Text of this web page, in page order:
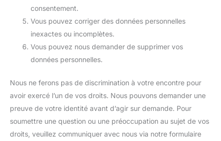
consentement.
Vous pouvez corriger des données personnelles
inexactes ou incomplètes.
Vous pouvez nous demander de supprimer vos
données personnelles.
Nous ne ferons pas de discrimination à votre encontre pour
avoir exercé l’un de vos droits. Nous pouvons demander une
preuve de votre identité avant d’agir sur demande. Pour
soumettre une question ou une préoccupation au sujet de vos
droits, veuillez communiquer avec nous via notre formulaire